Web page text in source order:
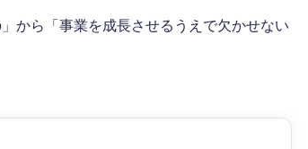
から「事業を成長させるうえで欠かせない